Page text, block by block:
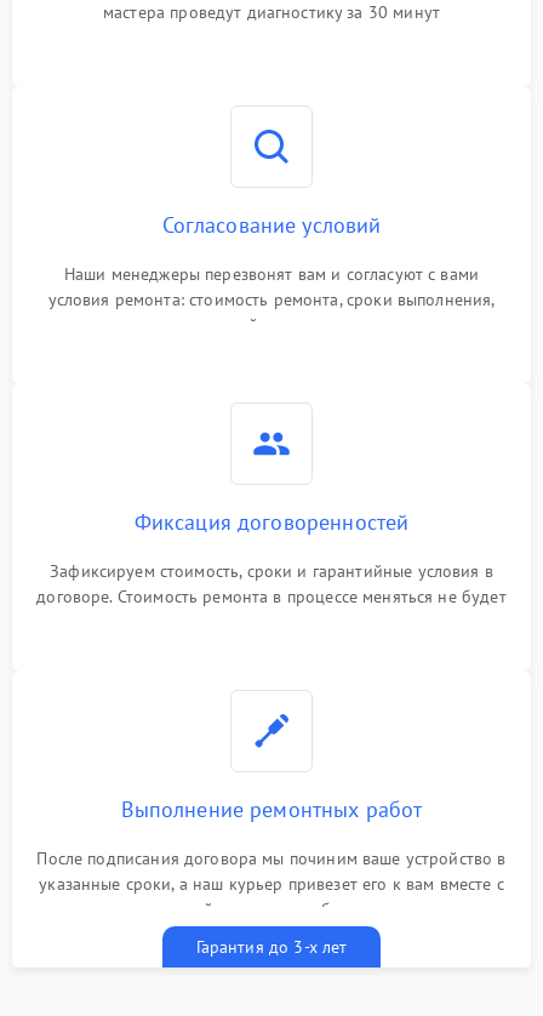
мастера проведут диагностику за 30 минут
Согласование условий
Наши менеджеры перезвонят вам и согласуют с вами
условия ремонта: стоимость ремонта, сроки выполнения,
гарантийные условия
Фиксация договоренностей
Зафиксируем стоимость, сроки и гарантийные условия в
договоре. Стоимость ремонта в процессе меняться не будет
Выполнение ремонтных работ
После подписания договора мы починим ваше устройство в
указанные сроки, а наш курьер привезет его к вам вместе с
гарантийным талоном бесплатно
Гарантия до 3-х лет